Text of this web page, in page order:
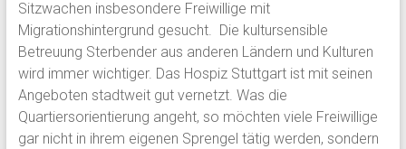
Sitzwachen insbesondere Freiwillige mit
Migrationshintergrund gesucht. Die kultursensible
Betreuung Sterbender aus anderen Ländern und Kulturen
wird immer wichtiger. Das Hospiz Stuttgart ist mit seinen
Angeboten stadtweit gut vernetzt. Was die
Quartiersorientierung angeht, so möchten viele Freiwillige
gar nicht in ihrem eigenen Sprengel tätig werden, sondern